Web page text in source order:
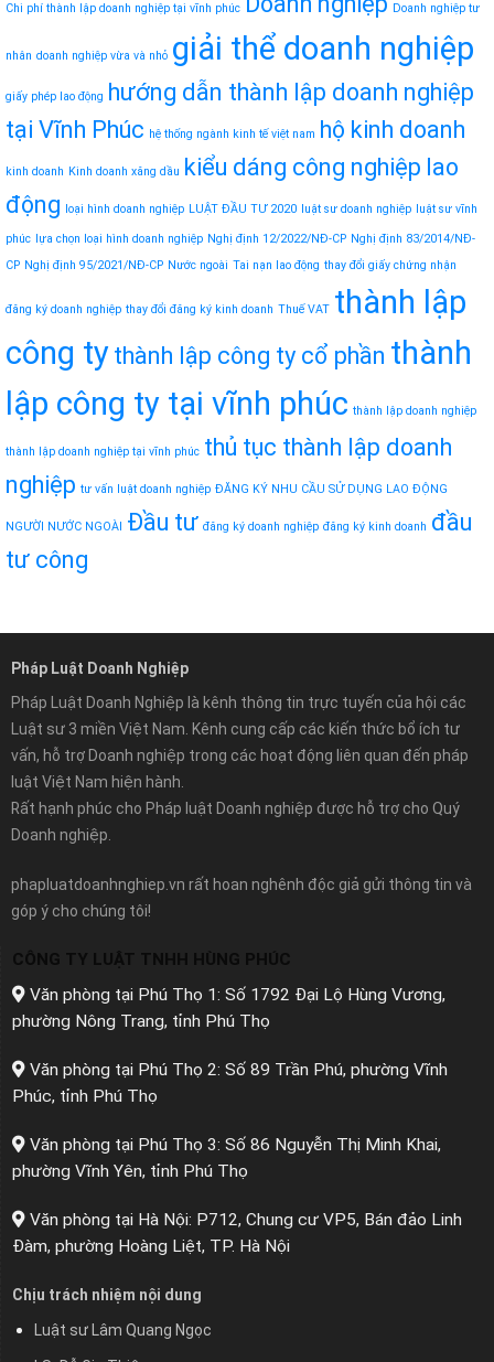
Chi phí thành lập doanh nghiệp tại vĩnh phúc Doanh nghiệp tư
nhân doanh nghiệp vừa và nhỏ giải thể doanh nghiệp
giấy phép lao động
hướng dẫn thành lập doanh nghiệp
tại Vĩnh Phúc hệ thống ngành kinh tế việt nam hộ kinh doanh
kinh doanh Kinh doanh xăng dầu kiểu dáng công nghiệp lao
động
loại hình doanh nghiệp LUẬT ĐẦU TƯ 2020 luật sư doanh nghiệp luật sư vĩnh
phúc lựa chọn loại hình doanh nghiệp Nghị định 12/2022/NĐ-CP Nghị định 83/2014/NĐ-
CP Nghị định 95/2021/NĐ-CP Nước ngoài Tai nạn lao động thay đổi giấy chứng nhận
đăng ký doanh nghiệp thay đổi đăng ký kinh doanh Thuế VAT thành lập
công ty thành lập công ty cổ phần thành
lập công ty tại vĩnh phúc thành lập doanh nghiệp
thành lập doanh nghiệp tại vĩnh phúc thủ tục thành lập doanh
nghiệp tư vấn luật doanh nghiệp ĐĂNG KÝ NHU CẦU SỬ DỤNG LAO ĐỘNG
NGƯỜI NƯỚC NGOÀI Đầu tư đăng ký doanh nghiệp đăng ký kinh doanh đầu
tư công
Pháp Luật Doanh Nghiệp
Pháp Luật Doanh Nghiệp là kênh thông tin trực tuyến của hội các
Luật sư 3 miền Việt Nam. Kênh cung cấp các kiến thức bổ ích tư
vấn, hỗ trợ Doanh nghiệp trong các hoạt động liên quan đến pháp
luật Việt Nam hiện hành.
Rất hạnh phúc cho Pháp luật Doanh nghiệp được hỗ trợ cho Quý
Doanh nghiệp.
phapluatdoanhnghiep.vn rất hoan nghênh độc giả gửi thông tin và
góp ý cho chúng tôi!
CÔNG TY LUẬT TNHH HÙNG PHÚC
Văn phòng tại Phú Thọ 1: Số 1792 Đại Lộ Hùng Vương,
phường Nông Trang, tỉnh Phú Thọ
Văn phòng tại Phú Thọ 2: Số 89 Trần Phú, phường Vĩnh
Phúc, tỉnh Phú Thọ
Văn phòng tại Phú Thọ 3: Số 86 Nguyễn Thị Minh Khai,
phường Vĩnh Yên, tỉnh Phú Thọ
Văn phòng tại Hà Nội: P712, Chung cư VP5, Bán đảo Linh
Đàm, phường Hoàng Liệt, TP. Hà Nội
Chịu trách nhiệm nội dung
Luật sư Lâm Quang Ngọc